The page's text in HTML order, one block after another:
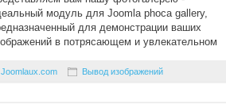
модуль для Joomla phoca gallery,
для демонстрации ваших
в потрясающем и увлекательном
Joomlaux.com Вывод изображений